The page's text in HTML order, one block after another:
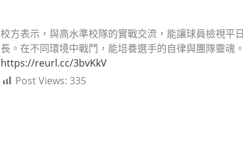
校方表示，與高水準校隊的實戰交流，能讓球員檢視平
長。在不同環境中戰鬥，能培養選手的自律與團隊靈魂。
https://reurl.cc/3bvKkV
Post Views: 335